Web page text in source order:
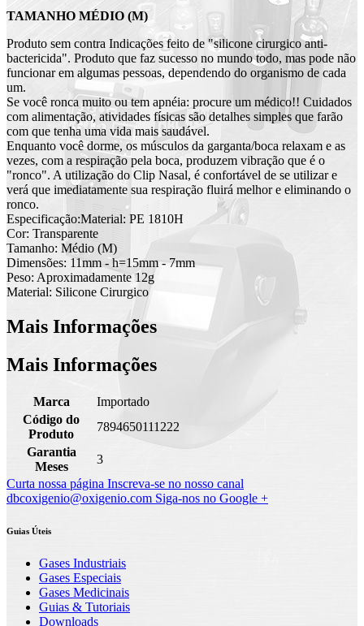
TAMANHO MÉDIO (M)
Produto sem contra Indicações feito de "silicone cirurgico anti-
bactericida". Produto que faz sucesso no mundo todo, mas pode não
funcionar em algumas pessoas, dependendo do organismo de cada
um.
Se você ronca muito ou tem apnéia: procure um médico!! Cuidados
com alimentação, atividades físicas são detalhes simples que farão
com que tenha uma vida mais saudável.
Enquanto você dorme, os músculos da garganta/boca relaxam e as
vezes, com a respiração pela boca, produzem vibração que é o
"ronco". A utilização do Clip Nasal, é confortável de se utilizar e
verá que imediatamente sua respiração fluirá melhor e eliminando o
ronco.
Especificação:Material: PE 1810H
Cor: Transparente
Tamanho: Médio (M)
Dimensões: 11mm - h=15mm - 7mm
Peso: Aproximadamente 12g
Material: Silicone Cirurgico
Mais Informações
Mais Informações
Marca
Importado
Código do
Produto
7894650111222
Garantia
Meses
3
Curta nossa página Inscreva-se no nosso canal
dbcoxigenio@oxigenio.com Siga-nos no Google +
Guias Úteis
Gases Industriais
Gases Especiais
Gases Medicinais
Guias & Tutoriais
Downloads